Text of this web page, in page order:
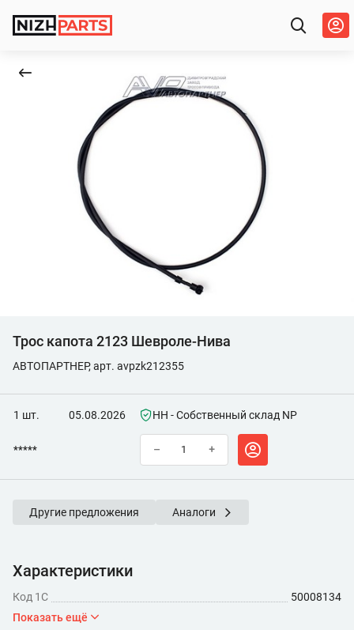
Трос капота 2123 Шевроле-Нива
АВТОПАРТНЕР, арт. avpzk212355
1 шт. 05.08.2026 НН - Собственный склад NP
***** – +
Другие предложения Аналоги
Характеристики
Код 1С
50008134
Показать ещё